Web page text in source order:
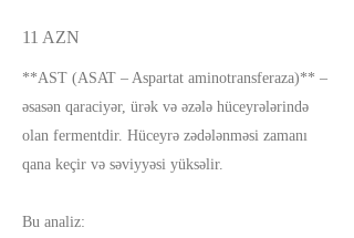
11 AZN
**AST (ASAT – Aspartat aminotransferaza)** –
əsasən qaraciyər, ürək və əzələ hüceyrələrində
olan fermentdir. Hüceyrə zədələnməsi zamanı
qana keçir və səviyyəsi yüksəlir.
Bu analiz: